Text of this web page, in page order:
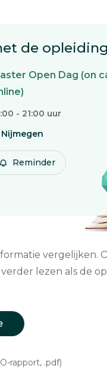
de
Open Dag (on
- 21:00 uur
Nijmegen
Reminder
vergelijken.
lezen als de
rapport, .pdf)